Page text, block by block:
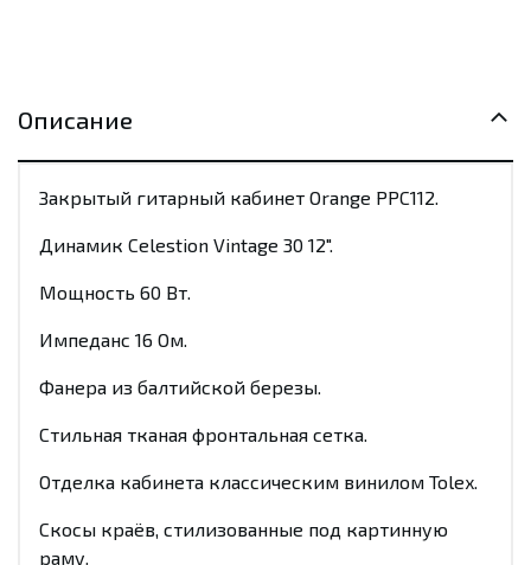
Описание
Закрытый гитарный кабинет Orange PPC112.
Динамик Celestion Vintage 30 12".
Мощность 60 Вт.
Импеданс 16 Ом.
Фанера из балтийской березы.
Стильная тканая фронтальная сетка.
Отделка кабинета классическим винилом Tolex.
Скосы краёв, стилизованные под картинную
раму.